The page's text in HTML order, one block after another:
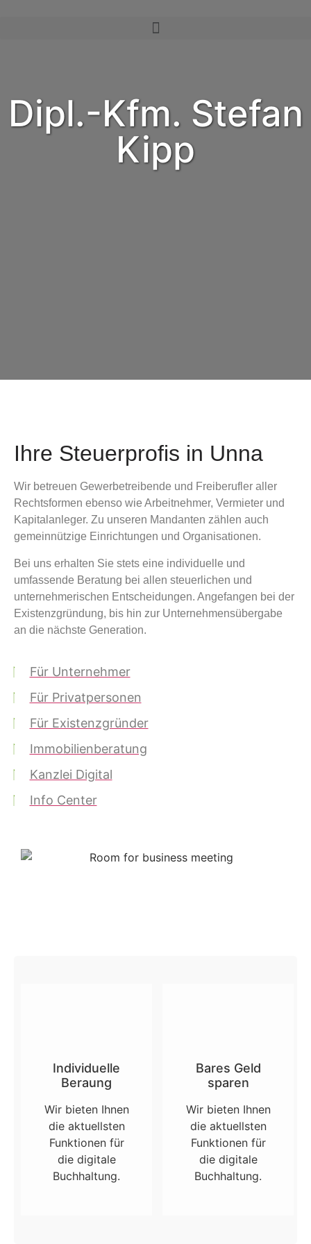
Dipl.-Kfm. Stefan
Kipp
Ihre Steuerprofis in Unna
Wir betreuen Gewerbetreibende und Freiberufler aller
Rechtsformen ebenso wie Arbeitnehmer, Vermieter und
Kapitalanleger. Zu unseren Mandanten zählen auch
gemeinnützige Einrichtungen und Organisationen.
Bei uns erhalten Sie stets eine individuelle und
umfassende Beratung bei allen steuerlichen und
unternehmerischen Entscheidungen. Angefangen bei der
Existenzgründung, bis hin zur Un­ter­nehmens­ü­ber­gabe
an die nächste Generation.
Für Unternehmer
Für Privatpersonen
Für Existenzgründer
Immobilienberatung
Kanzlei Digital
Info Center
Individuelle
Beraung
Wir bieten Ihnen
die aktuellsten
Funktionen für
die digitale
Buchhaltung.
Bares Geld
sparen
Wir bieten Ihnen
die aktuellsten
Funktionen für
die digitale
Buchhaltung.